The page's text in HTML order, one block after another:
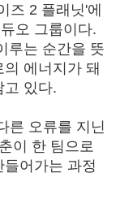
즈 2 플래닛'에
오 그룹이다.
루는 순간을 뜻
에너지가 돼
고 있다.
른 오류를 지닌
이 한 팀으로
어가는 과정